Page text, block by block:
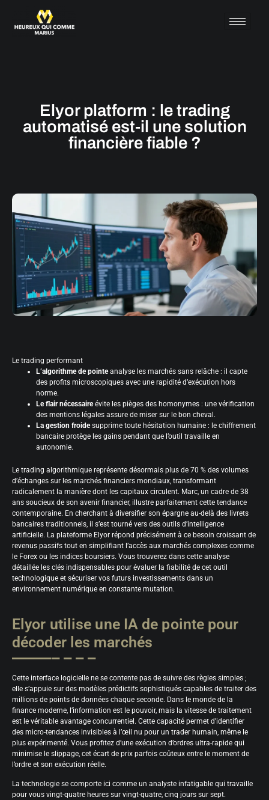
Elyor platform : le trading
automatisé est-il une solution
financière fiable ?
Le trading performant
L’algorithme de pointeanalyse les marchés sans relâche : il capte
des profits microscopiques avec une rapidité d’exécution hors
norme.
Le flair nécessaireévite les pièges des homonymes : une vérification
des mentions légales assure de miser sur le bon cheval.
La gestion froidesupprime toute hésitation humaine : le chiffrement
bancaire protège les gains pendant que l’outil travaille en
autonomie.
Le trading algorithmique représente désormais plus de 70 % des volumes
d’échanges sur les marchés financiers mondiaux, transformant
radicalement la manière dont les capitaux circulent. Marc, un cadre de 38
ans soucieux de son avenir financier, illustre parfaitement cette tendance
contemporaine. En cherchant à diversifier son épargne au-delà des livrets
bancaires traditionnels, il s’est tourné vers des outils d’intelligence
artificielle. La plateforme Elyor répond précisément à ce besoin croissant de
revenus passifs tout en simplifiant l’accès aux marchés complexes comme
le Forex ou les indices boursiers. Vous trouverez dans cette analyse
détaillée les clés indispensables pour évaluer la fiabilité de cet outil
technologique et sécuriser vos futurs investissements dans un
environnement numérique en constante mutation.
Elyor utilise une IA de pointe pour
décoder les marchés
Cette interface logicielle ne se contente pas de suivre des règles simples ;
elle s’appuie sur des modèles prédictifs sophistiqués capables de traiter des
millions de points de données chaque seconde. Dans le monde de la
finance moderne, l’information est le pouvoir, mais la vitesse de traitement
est le véritable avantage concurrentiel. Cette capacité permet d’identifier
des micro-tendances invisibles à l’œil nu pour un trader humain, même le
plus expérimenté. Vous profitez d’une exécution d’ordres ultra-rapide qui
minimise le slippage, cet écart de prix parfois coûteux entre le moment de
l’ordre et son exécution réelle.
La technologie se comporte ici comme un analyste infatigable qui travaille
pour vous vingt-quatre heures sur vingt-quatre, cinq jours sur sept.